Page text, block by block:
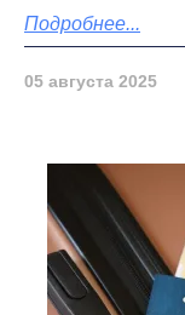
Подробнее...
05 августа 2025